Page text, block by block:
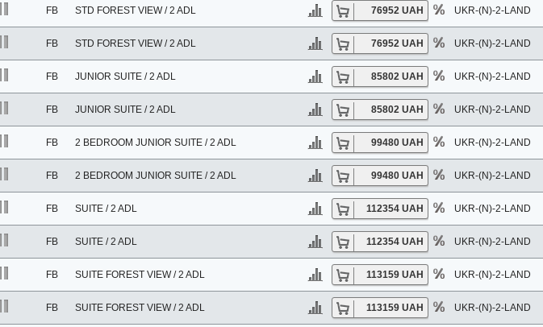
FB STD FOREST VIEW / 2 ADL 76952 UAH UKR-(N)-2-LAND
FB STD FOREST VIEW / 2 ADL 76952 UAH UKR-(N)-2-LAND
FB JUNIOR SUITE / 2 ADL 85802 UAH UKR-(N)-2-LAND
FB JUNIOR SUITE / 2 ADL 85802 UAH UKR-(N)-2-LAND
FB 2 BEDROOM JUNIOR SUITE / 2 ADL 99480 UAH UKR-(N)-2-LAND
FB 2 BEDROOM JUNIOR SUITE / 2 ADL 99480 UAH UKR-(N)-2-LAND
FB SUITE / 2 ADL 112354 UAH UKR-(N)-2-LAND
FB SUITE / 2 ADL 112354 UAH UKR-(N)-2-LAND
FB SUITE FOREST VIEW / 2 ADL 113159 UAH UKR-(N)-2-LAND
FB SUITE FOREST VIEW / 2 ADL 113159 UAH UKR-(N)-2-LAND